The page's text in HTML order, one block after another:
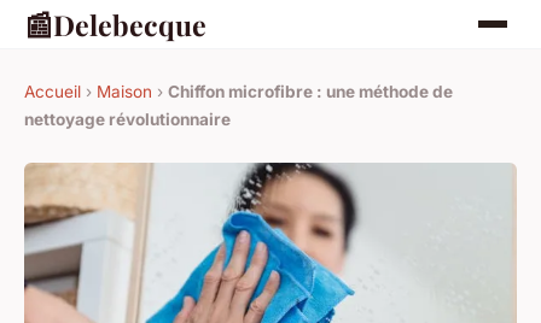
📰Delebecque
Accueil › Maison › Chiffon microfibre : une méthode de
nettoyage révolutionnaire